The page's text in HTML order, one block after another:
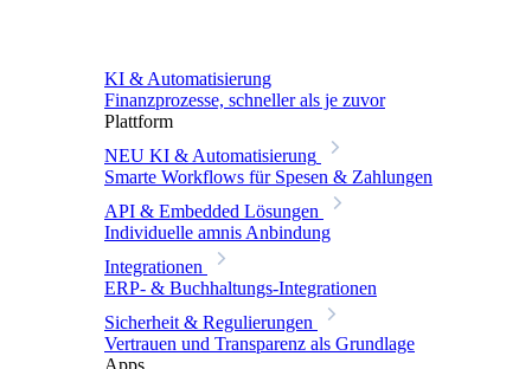
KI & Automatisierung
Finanzprozesse, schneller als je zuvor
Plattform
NEU KI & Automatisierung
Smarte Workflows für Spesen & Zahlungen
API & Embedded Lösungen
Individuelle amnis Anbindung
Integrationen
ERP- & Buchhaltungs-Integrationen
Sicherheit & Regulierungen
Vertrauen und Transparenz als Grundlage
Apps